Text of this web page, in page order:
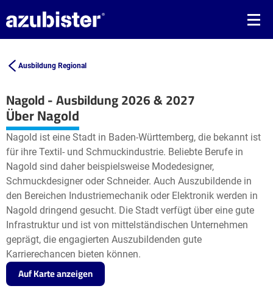
Ausbildung Regional
Nagold - Ausbildung 2026 & 2027
+
−
Leaflet | ©OpenStreetMap2
Über Nagold
Nagold ist eine Stadt in Baden-Württemberg, die bekannt ist
für ihre Textil- und Schmuckindustrie. Beliebte Berufe in
Nagold sind daher beispielsweise Modedesigner,
Schmuckdesigner oder Schneider. Auch Auszubildende in
den Bereichen Industriemechanik oder Elektronik werden in
Nagold dringend gesucht. Die Stadt verfügt über eine gute
Infrastruktur und ist von mittelständischen Unternehmen
geprägt, die engagierten Auszubildenden gute
Karrierechancen bieten können.
Auf Karte anzeigen